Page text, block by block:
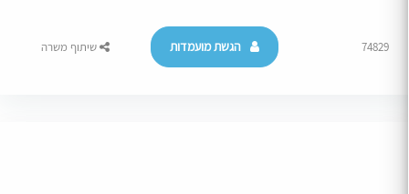
74829 הגשת מועמדות שיתוף משרה